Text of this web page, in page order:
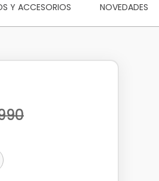
Y ACCESORIOS NOVEDADES